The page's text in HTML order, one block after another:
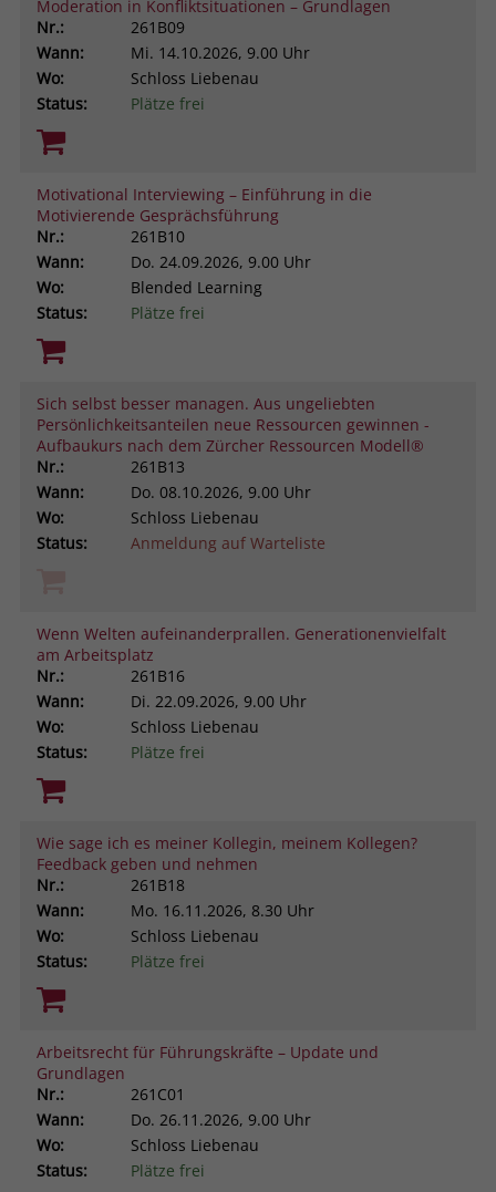
Moderation in Konfliktsituationen – Grundlagen
Nr.:
261B09
Wann:
Mi. 14.10.2026, 9.00 Uhr
Wo:
Schloss Liebenau
Status:
Plätze frei
Motivational Interviewing – Einführung in die
Motivierende Gesprächsführung
Nr.:
261B10
Wann:
Do. 24.09.2026, 9.00 Uhr
Wo:
Blended Learning
Status:
Plätze frei
Sich selbst besser managen. Aus ungeliebten
Persönlichkeitsanteilen neue Ressourcen gewinnen -
Aufbaukurs nach dem Zürcher Ressourcen Modell®
Nr.:
261B13
Wann:
Do. 08.10.2026, 9.00 Uhr
Wo:
Schloss Liebenau
Status:
Anmeldung auf Warteliste
Wenn Welten aufeinanderprallen. Generationenvielfalt
am Arbeitsplatz
Nr.:
261B16
Wann:
Di. 22.09.2026, 9.00 Uhr
Wo:
Schloss Liebenau
Status:
Plätze frei
Wie sage ich es meiner Kollegin, meinem Kollegen?
Feedback geben und nehmen
Nr.:
261B18
Wann:
Mo. 16.11.2026, 8.30 Uhr
Wo:
Schloss Liebenau
Status:
Plätze frei
Arbeitsrecht für Führungskräfte – Update und
Grundlagen
Nr.:
261C01
Wann:
Do. 26.11.2026, 9.00 Uhr
Wo:
Schloss Liebenau
Status:
Plätze frei